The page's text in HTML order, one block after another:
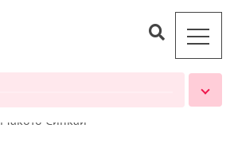
Макото Синкай